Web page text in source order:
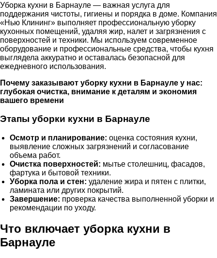
Уборка кухни в Барнауле — важная услуга для
поддержания чистоты, гигиены и порядка в доме. Компания
«Нью Клининг» выполняет профессиональную уборку
кухонных помещений, удаляя жир, налет и загрязнения с
поверхностей и техники. Мы используем современное
оборудование и профессиональные средства, чтобы кухня
выглядела аккуратно и оставалась безопасной для
ежедневного использования.
Почему заказывают уборку кухни в Барнауле у нас:
глубокая очистка, внимание к деталям и экономия
вашего времени
Этапы уборки кухни в Барнауле
Осмотр и планирование: оценка состояния кухни,
выявление сложных загрязнений и согласование
объема работ.
Очистка поверхностей: мытье столешниц, фасадов,
фартука и бытовой техники.
Уборка пола и стен: удаление жира и пятен с плитки,
ламината или других покрытий.
Завершение: проверка качества выполненной уборки и
рекомендации по уходу.
Что включает уборка кухни в
Барнауле